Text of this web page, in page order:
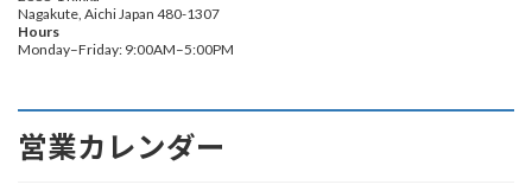
Nagakute, Aichi Japan 480-1307
Hours
Monday–Friday: 9:00AM–5:00PM
営業カレンダー